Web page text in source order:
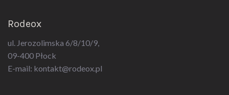
Rodeox
ul. Jerozolimska 6/8/10/9,
09-400 Płock
E-mail: kontakt@rodeox.pl